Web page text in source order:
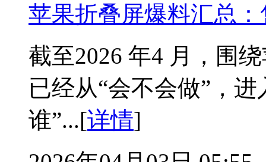
苹果折叠屏爆料汇总
截至2026 年4 月，围
已经从“会不会做”，
谁”...[详情]